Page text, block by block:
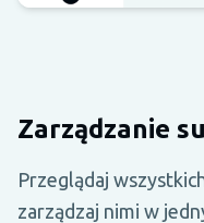
Zarządzanie
Przeglądaj
zarządzaj nimi w